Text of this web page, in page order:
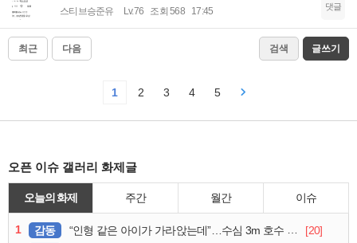
스티브승준유 Lv.76 조회 568 17:45 댓글
최근 다음 검색 글쓰기
1 2 3 4 5
오픈 이슈 갤러리 화제글
오늘의 화제 주간 월간 이슈
1 감동 “인형 같은 아이가 가라앉는데”…수심 3m 호수 뛰어든 60대 의인
[20]